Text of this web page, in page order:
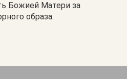
Божией Матери за
образа.